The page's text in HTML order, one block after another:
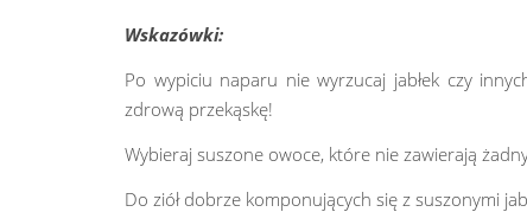
Wskazówki:
Po wypiciu naparu nie wyrzucaj jabłek czy
zdrową przekąskę!
Wybieraj suszone owoce, które nie zawierają
Do ziół dobrze komponujących się z suszonymi